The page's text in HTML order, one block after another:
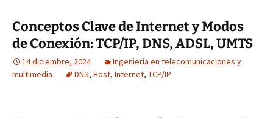
Conceptos Clave de Internet y Modos
de Conexión: TCP/IP, DNS, ADSL, UMTS
14 diciembre, 2024
Ingeniería en telecomunicaciones y
multimedia
DNS, Host, Internet, TCP/IP